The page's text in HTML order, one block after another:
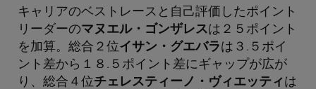
キャリアのベストレースと自己評価したポイント
リーダーのマヌエル・ゴンザレスは２５ポイント
を加算。総合２位イサン・グエバラは３.５ポイ
ント差から１８.５ポイント差にギャップが広が
り、総合４位チェレスティーノ・ヴィエッティ は